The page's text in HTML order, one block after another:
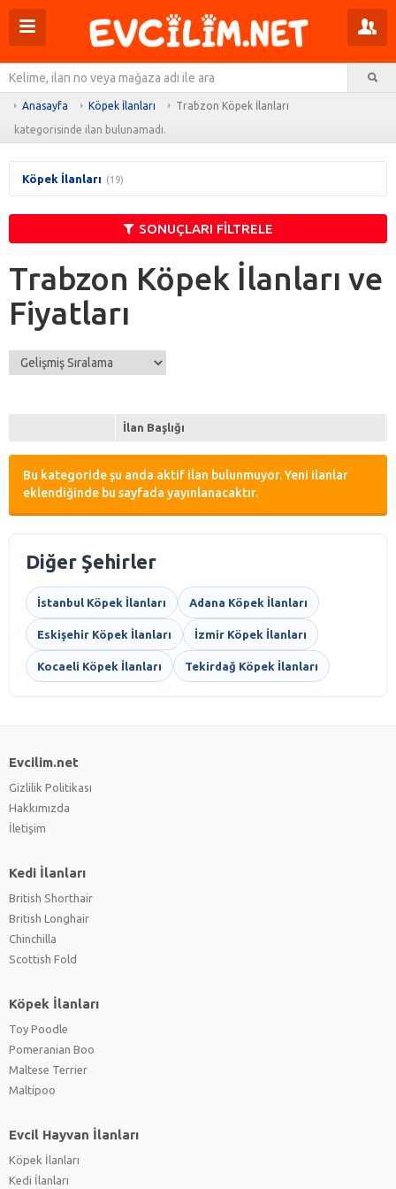
Menüyü
aç
Anasayfa Köpek İlanları Trabzon Köpek İlanları
kategorisinde ilan bulunamadı.
Köpek İlanları (19)
SONUÇLARI FİLTRELE
Trabzon Köpek İlanları ve
Fiyatları
İlan Başlığı
Bu kategoride şu anda aktif ilan bulunmuyor. Yeni ilanlar
eklendiğinde bu sayfada yayınlanacaktır.
Diğer Şehirler
İstanbul Köpek İlanları Adana Köpek İlanları
Eskişehir Köpek İlanları İzmir Köpek İlanları
Kocaeli Köpek İlanları Tekirdağ Köpek İlanları
Evcilim.net
Gizlilik Politikası
Hakkımızda
İletişim
Kedi İlanları
British Shorthair
British Longhair
Chinchilla
Scottish Fold
Köpek İlanları
Toy Poodle
Pomeranian Boo
Maltese Terrier
Maltipoo
Evcil Hayvan İlanları
Köpek İlanları
Kedi İlanları